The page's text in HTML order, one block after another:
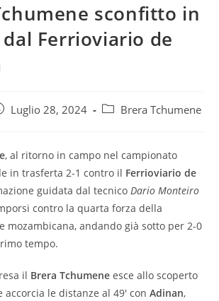
sconfitto in
Ferrioviario de
Luglio 28, 2024 Brera Tchumene
, al ritorno in campo nel campionato
in trasferta 2-1 contro il Ferrioviario de
guidata dal tecnicoDario Monteiro
contro la quarta forza della
mozambicana, andando già sotto per 2-0
tempo.
il Brera Tchumene esce allo scoperto
accorcia le distanze al 49′ conAdinan,